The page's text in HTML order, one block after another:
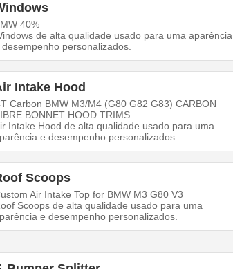
40%
de alta qualidade usado para uma aparência
desempenho personalizados.
Intake Hood
Carbon BMW M3/M4 (G80 G82 G83) CARBON
BONNET HOOD TRIMS
Intake Hood de alta qualidade usado para uma
e desempenho personalizados.
Scoops
Air Intake Top for BMW M3 G80 V3
Scoops de alta qualidade usado para uma
e desempenho personalizados.